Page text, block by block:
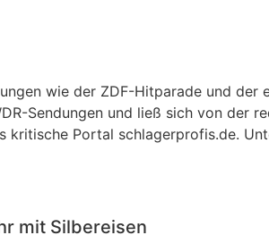
wie der ZDF-Hitparade und
Sendungen und ließ sich von der
Portal schlagerprofis.de.
mit Silbereisen